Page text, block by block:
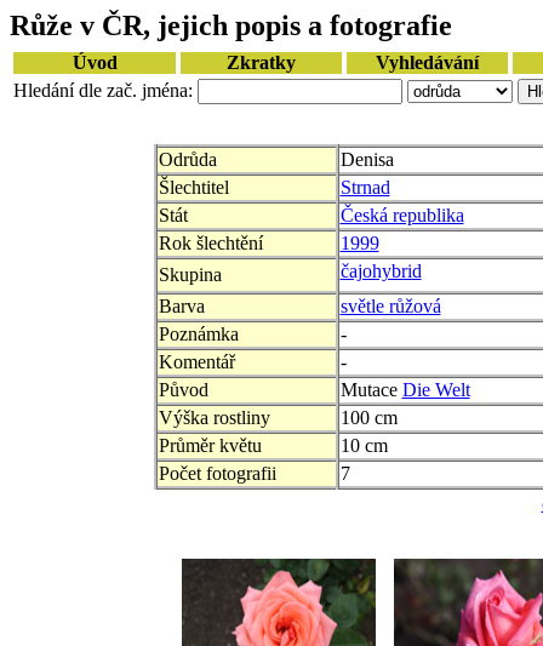
Růže v ČR, jejich popis a fotografie
Úvod Zkratky
Vyhledávání
Hledání dle zač. jména:
Odrůda
Denisa
Šlechtitel
Strnad
Stát
Česká republika
Rok šlechtění
1999
Skupina
čajohybrid
Barva
světle růžová
Poznámka
-
Komentář
-
Původ
Mutace Die Welt
Výška rostliny
100 cm
Průměr květu
10 cm
Počet fotografii
7